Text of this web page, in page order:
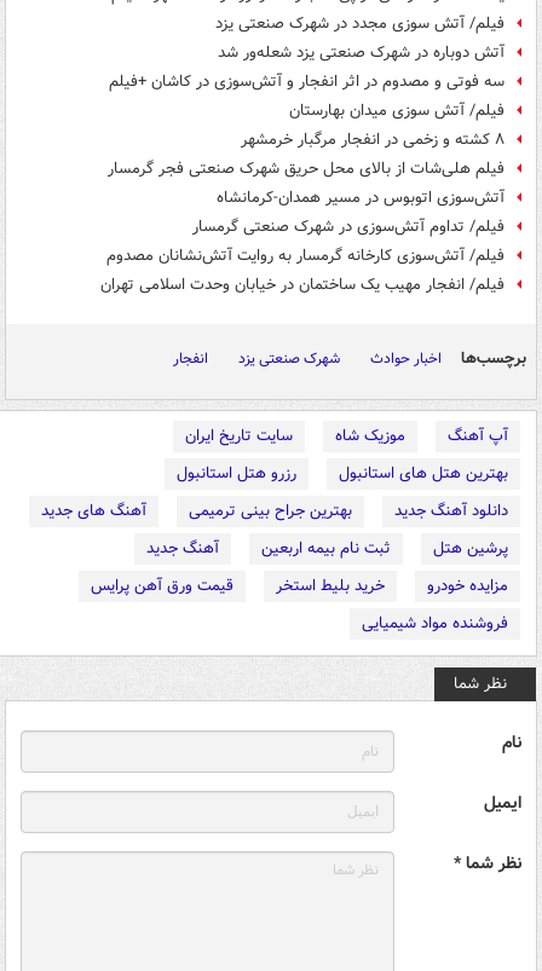
فیلم/ آتش سوزی مجدد در شهرک صنعتی یزد
آتش دوباره در شهرک صنعتی یزد شعله‌ور شد
سه فوتی و مصدوم در اثر انفجار و آتش‌سوزی در کاشان +فیلم
فیلم/ آتش سوزی میدان بهارستان
۸ کشته و زخمی در انفجار مرگبار خرمشهر
فیلم هلی‌شات از بالای محل حریق شهرک صنعتی فجر گرمسار
آتش‌سوزی اتوبوس در مسیر همدان-کرمانشاه
فیلم/ تداوم آتش‌سوزی در شهرک صنعتی گرمسار
فیلم/ آتش‌سوزی کارخانه گرمسار به روایت آتش‌نشانان مصدوم
فیلم/ انفجار مهیب یک ساختمان در خیابان وحدت اسلامی تهران
برچسب‌ها اخبار حوادث شهرک صنعتی یزد انفجار
آپ آهنگ موزیک شاه
سایت تاریخ ایران
بهترین هتل های استانبول
رزرو هتل استانبول
دانلود آهنگ جدید
بهترین جراح بینی ترمیمی
آهنگ های جدید
پرشین هتل
ثبت نام بیمه اربعین
آهنگ جدید
مزایده خودرو
خرید بلیط استخر
قیمت ورق آهن پرایس
فروشنده مواد شیمیایی
نظر شما
نام
ایمیل
نظر شما *